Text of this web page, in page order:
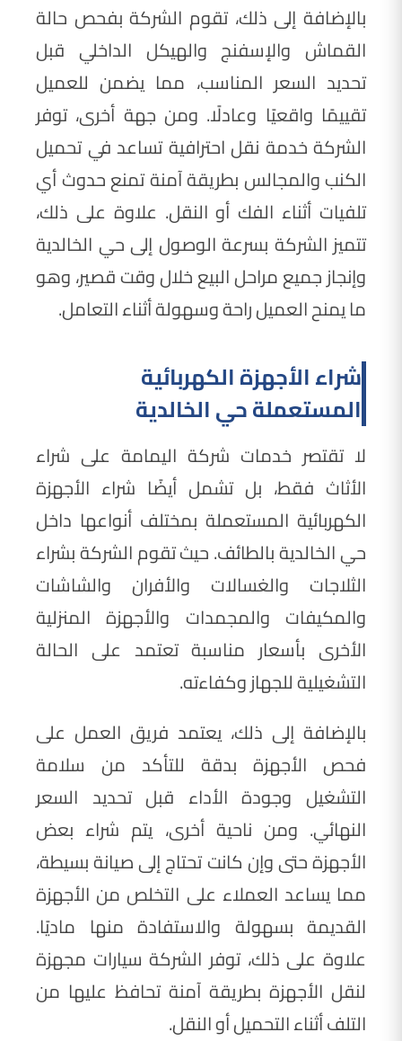
بالإضافة إلى ذلك، تقوم الشركة بفحص حالة
القماش والإسفنج والهيكل الداخلي قبل
تحديد السعر المناسب، مما يضمن للعميل
تقييمًا واقعيًا وعادلًا. ومن جهة أخرى، توفر
الشركة خدمة نقل احترافية تساعد في تحميل
الكنب والمجالس بطريقة آمنة تمنع حدوث أي
تلفيات أثناء الفك أو النقل. علاوة على ذلك،
تتميز الشركة بسرعة الوصول إلى حي الخالدية
وإنجاز جميع مراحل البيع خلال وقت قصير، وهو
ما يمنح العميل راحة وسهولة أثناء التعامل.
شراء الأجهزة الكهربائية
المستعملة حي الخالدية
لا تقتصر خدمات شركة اليمامة على شراء
الأثاث فقط، بل تشمل أيضًا شراء الأجهزة
الكهربائية المستعملة بمختلف أنواعها داخل
حي الخالدية بالطائف. حيث تقوم الشركة بشراء
الثلاجات والغسالات والأفران والشاشات
والمكيفات والمجمدات والأجهزة المنزلية
الأخرى بأسعار مناسبة تعتمد على الحالة
التشغيلية للجهاز وكفاءته.
بالإضافة إلى ذلك، يعتمد فريق العمل على
فحص الأجهزة بدقة للتأكد من سلامة
التشغيل وجودة الأداء قبل تحديد السعر
النهائي. ومن ناحية أخرى، يتم شراء بعض
الأجهزة حتى وإن كانت تحتاج إلى صيانة بسيطة،
مما يساعد العملاء على التخلص من الأجهزة
القديمة بسهولة والاستفادة منها ماديًا.
علاوة على ذلك، توفر الشركة سيارات مجهزة
لنقل الأجهزة بطريقة آمنة تحافظ عليها من
التلف أثناء التحميل أو النقل.